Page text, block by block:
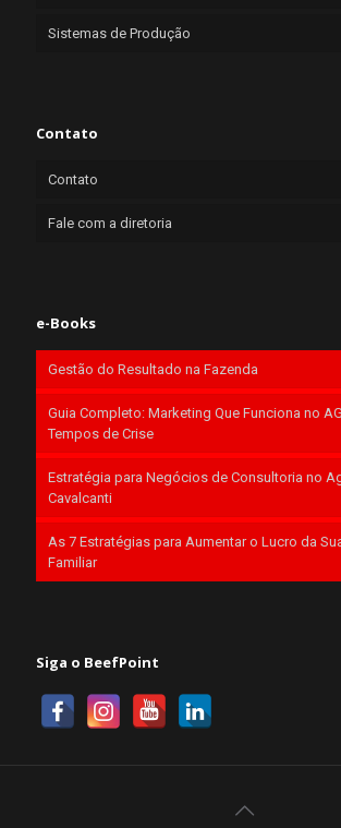
Sistemas de Produção
Contato
Contato
Fale com a diretoria
e-Books
Gestão do Resultado na Fazenda
Guia Completo: Marketing Que Funciona no
Tempos de Crise
Estratégia para Negócios de Consultoria no
Cavalcanti
As 7 Estratégias para Aumentar o Lucro da
Familiar
Siga o BeefPoint